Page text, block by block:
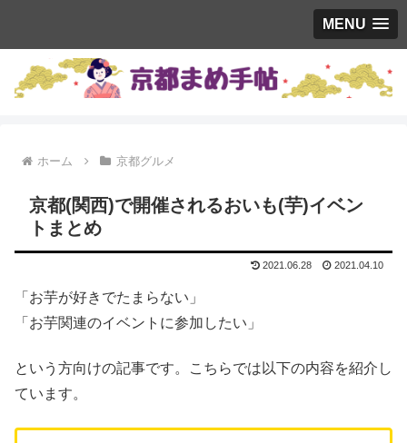
MENU
ホーム 京都グルメ
京都(関西)で開催されるおいも(芋)イベン
トまとめ
2021.06.28 2021.04.10
「お芋が好きでたまらない」
「お芋関連のイベントに参加したい」
という方向けの記事です。こちらでは以下の内容を紹介し
ています。